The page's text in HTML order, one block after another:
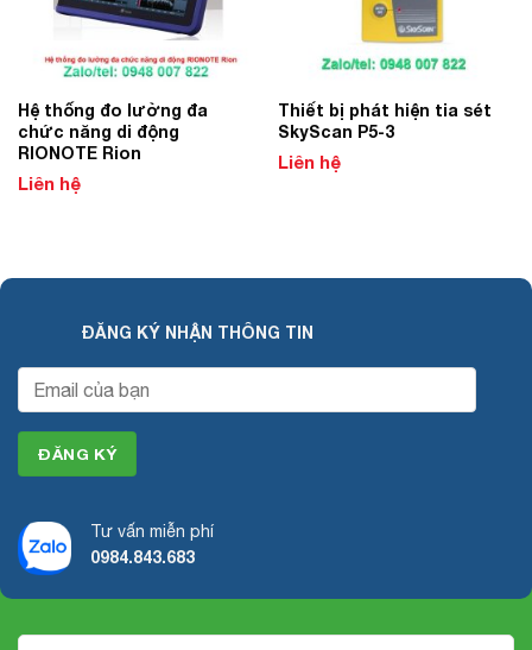
Hệ thống đo lường đa
chức năng di động
RIONOTE Rion
Liên hệ
Thiết bị phát hiện tia sét
SkyScan P5-3
Liên hệ
ĐĂNG KÝ NHẬN THÔNG TIN
Tư vấn miễn phí
0984.843.683